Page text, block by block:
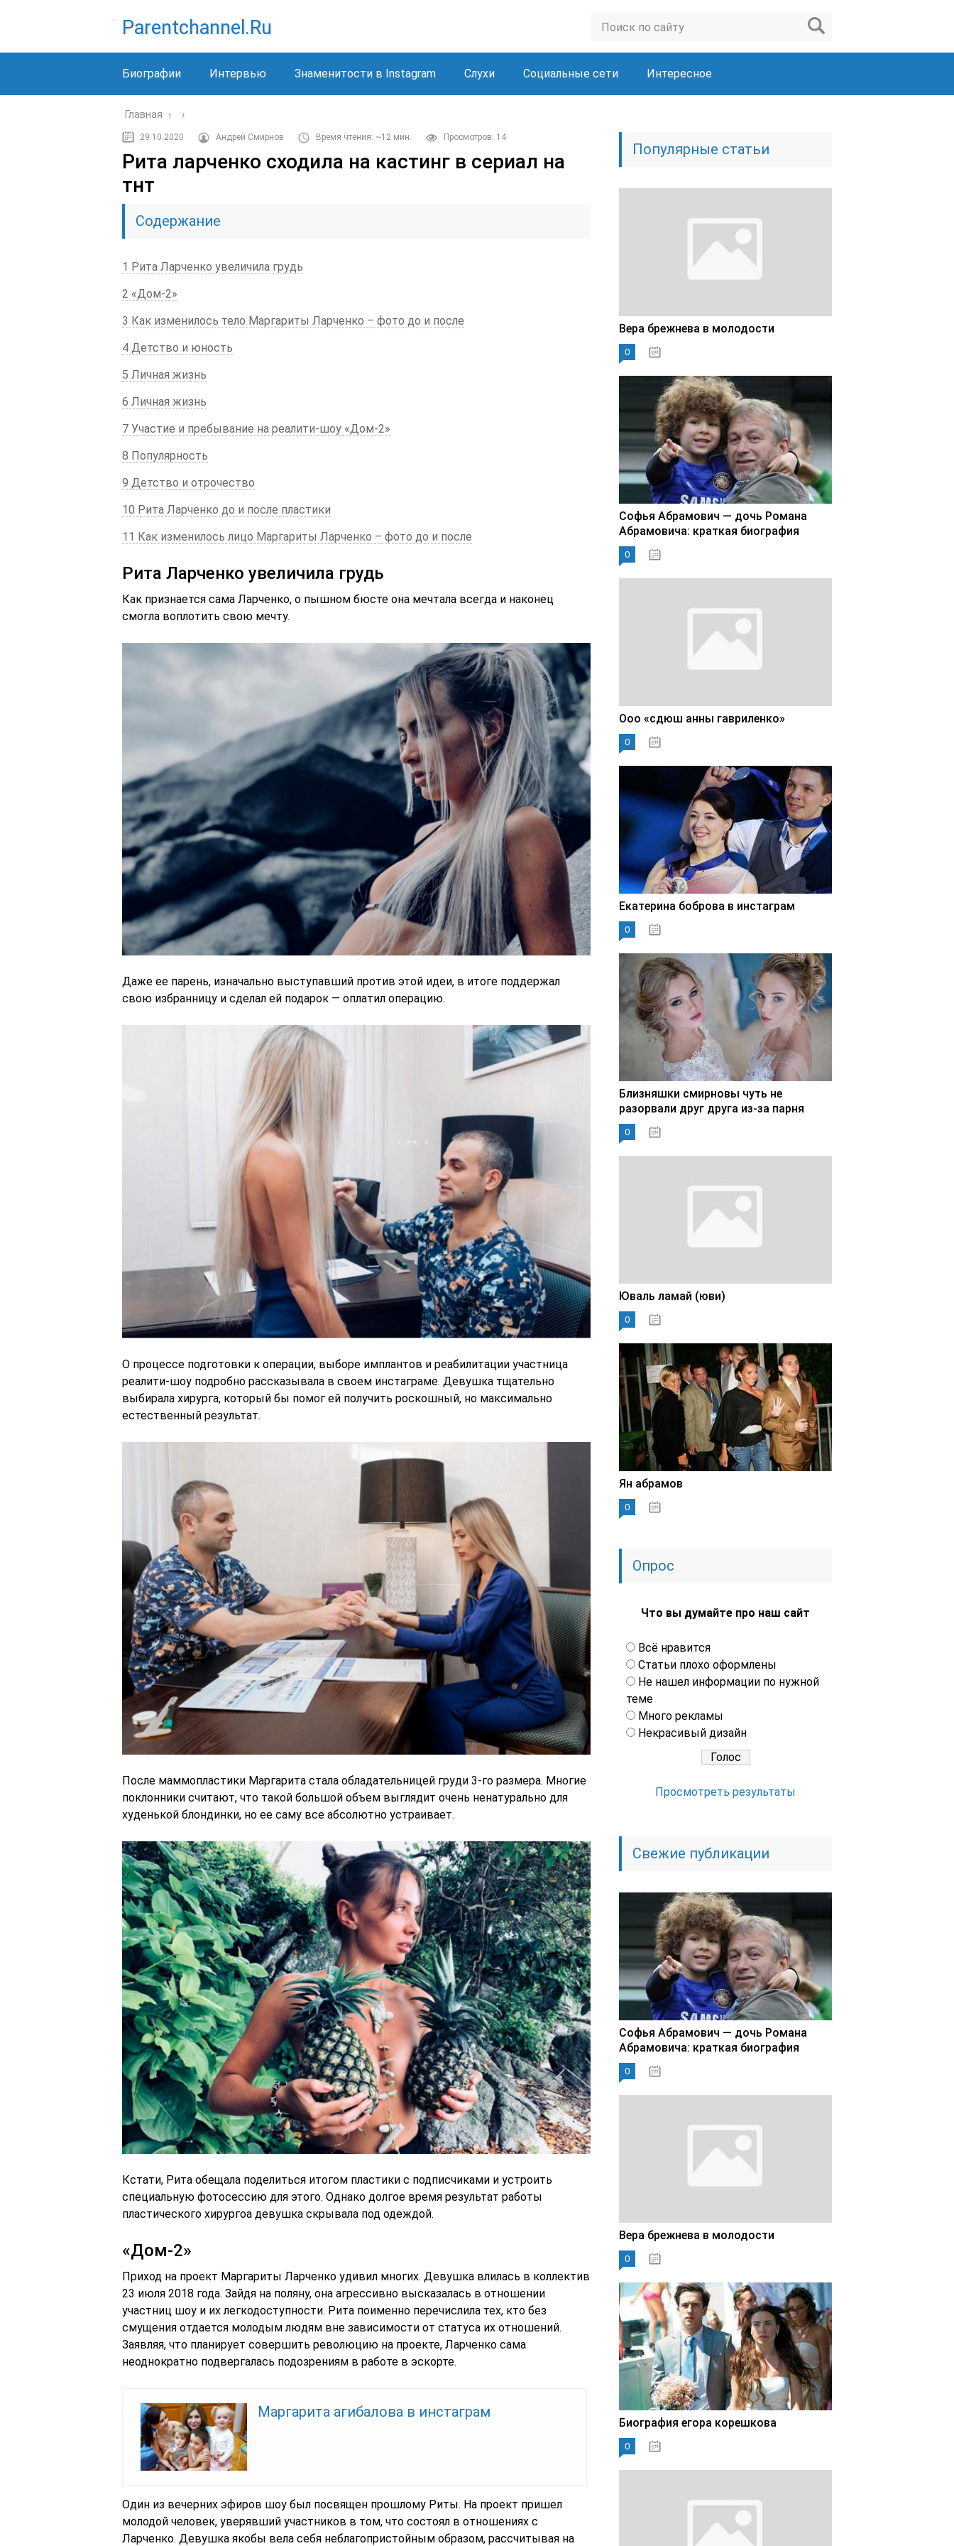
Parentchannel.ru
Биографии Интервью Знаменитости в Instagram Слухи Социальные сети Интересное
Главная › ›
29.10.2020 Андрей Смирнов Время чтения: ~12 мин. Просмотров: 14
Рита ларченко сходила на кастинг в сериал на
тнт
Содержание
1 Рита Ларченко увеличила грудь
2 «Дом-2»
3 Как изменилось тело Маргариты Ларченко – фото до и после
4 Детство и юность
5 Личная жизнь
6 Личная жизнь
7 Участие и пребывание на реалити-шоу «Дом-2»
8 Популярность
9 Детство и отрочество
10 Рита Ларченко до и после пластики
11 Как изменилось лицо Маргариты Ларченко – фото до и после
Рита Ларченко увеличила грудь
Как признается сама Ларченко, о пышном бюсте она мечтала всегда и наконец
смогла воплотить свою мечту.
Даже ее парень, изначально выступавший против этой идеи, в итоге поддержал
свою избранницу и сделал ей подарок — оплатил операцию.
О процессе подготовки к операции, выборе имплантов и реабилитации участница
реалити-шоу подробно рассказывала в своем инстаграме. Девушка тщательно
выбирала хирурга, который бы помог ей получить роскошный, но максимально
естественный результат.
После маммопластики Маргарита стала обладательницей груди 3-го размера. Многие
поклонники считают, что такой большой объем выглядит очень ненатурально для
худенькой блондинки, но ее саму все абсолютно устраивает.
Кстати, Рита обещала поделиться итогом пластики с подписчиками и устроить
специальную фотосессию для этого. Однако долгое время результат работы
пластического хирургоа девушка скрывала под одеждой.
«Дом-2»
Приход на проект Маргариты Ларченко удивил многих. Девушка влилась в коллектив
23 июля 2018 года. Зайдя на поляну, она агрессивно высказалась в отношении
участниц шоу и их легкодоступности. Рита поименно перечислила тех, кто без
смущения отдается молодым людям вне зависимости от статуса их отношений.
Заявляя, что планирует совершить революцию на проекте, Ларченко сама
неоднократно подвергалась подозрениям в работе в эскорте.
Маргарита агибалова в инстаграм
Один из вечерних эфиров шоу был посвящен прошлому Риты. На проект пришел
молодой человек, уверявший участников в том, что состоял в отношениях с
Ларченко. Девушка якобы вела себя неблагопристойным образом, рассчитывая на
Популярные статьи
Вера брежнева в молодости
0
Софья Абрамович — дочь Романа
Абрамовича: краткая биография
0
Ооо «сдюш анны гавриленко»
0
Екатерина боброва в инстаграм
0
Близняшки смирновы чуть не
разорвали друг друга из-за парня
0
Юваль ламай (юви)
0
Ян абрамов
0
Опрос
Что вы думайте про наш сайт
Всё нравится
Статьи плохо оформлены
Не нашел информации по нужной
теме
Много рекламы
Некрасивый дизайн
Просмотреть результаты
Свежие публикации
Софья Абрамович — дочь Романа
Абрамовича: краткая биография
0
Вера брежнева в молодости
0
Биография егора корешкова
0